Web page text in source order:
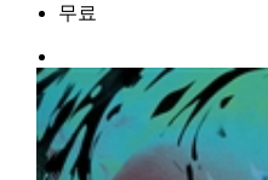
무료